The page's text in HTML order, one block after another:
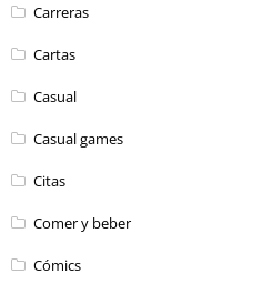
Carreras
Cartas
Casual
Casual games
Citas
Comer y beber
Cómics